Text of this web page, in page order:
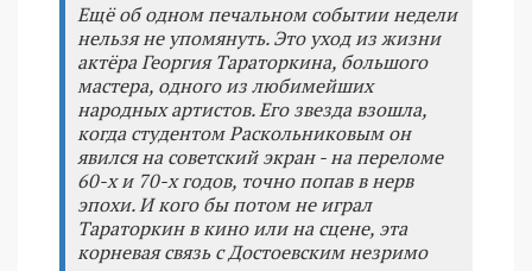
Ещё об одном печальном событии недели
нельзя не упомянуть. Это уход из жизни
актёра Георгия Тараторкина, большого
мастера, одного из любимейших
народных артистов. Его звезда взошла,
когда студентом Раскольниковым он
явился на советский экран - на переломе
60-х и 70-х годов, точно попав в нерв
эпохи. И кого бы потом не играл
Тараторкин в кино или на сцене, эта
корневая связь с Достоевским незримо